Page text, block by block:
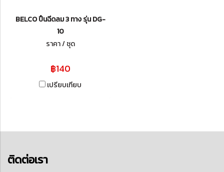
BELCO ปืนฉีดลม 3 ทาง รุ่น DG-
10
ราคา / ชุด
฿140
เปรียบเทียบ
ติดต่อเรา